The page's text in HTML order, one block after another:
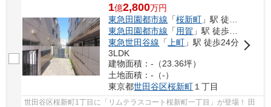
1億2,800万円
東急田園都市線 「桜新町 」駅 徒歩5分
東急田園都市線 「 用賀 」駅 徒歩14分
東急世田谷線 「 上町 」駅 徒歩24分
3LDK
建物面積：-（23.36坪）
土地面積：-（-）
東京都世田谷区桜新町 １丁目
世田谷区桜新町1丁目に「リムテラスコート桜新町一丁目」が登場！ 田